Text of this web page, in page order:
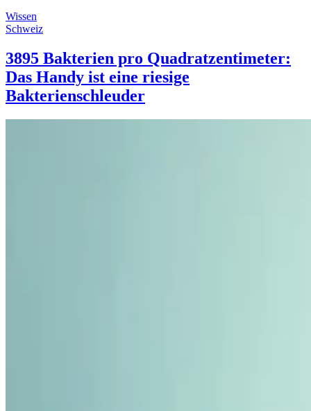
Wissen
Schweiz
3895 Bakterien pro Quadratzentimeter:
Das Handy ist eine riesige
Bakterienschleuder